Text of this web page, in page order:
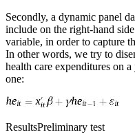
Secondly, a dynamic panel
include on the right-hand
variable, in order to capture
In other words, we try to
health care expenditures on
one:
ResultsPreliminary test